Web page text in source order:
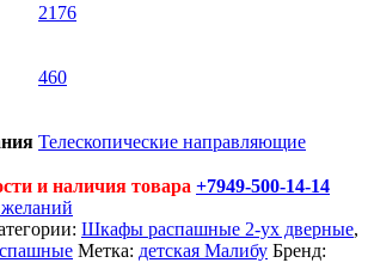
2176
460
Телескопические направляющие
и наличия товара +7949-500-14-14
Шкафы распашные 2-ух дверные,
Метка: детская Малибу Бренд: